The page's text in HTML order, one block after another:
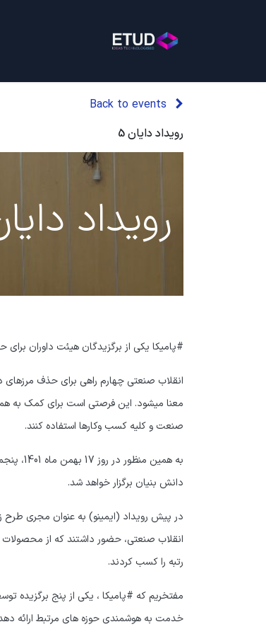
Back to events
رویداد دایان 5
رویداد
#پامیکا یکی از برگزیدگان هیئت داوران برای
انقلاب صنعتی چهارم راهی برای حذف مرزهای
صنعت و کلیه­ کسب­ وکارها استفاده کنند.
به
دانش­ بنیان برگزار خواهد شد.
انقلاب صنعتی، حضور داشتند که­ از محصولات
رتبه را کسب کردند.
مفتخریم که #پامیکا ، یکی از پنج برگزیده
خدمت به هوشمندی حوزه­ های مرتبط ارائه